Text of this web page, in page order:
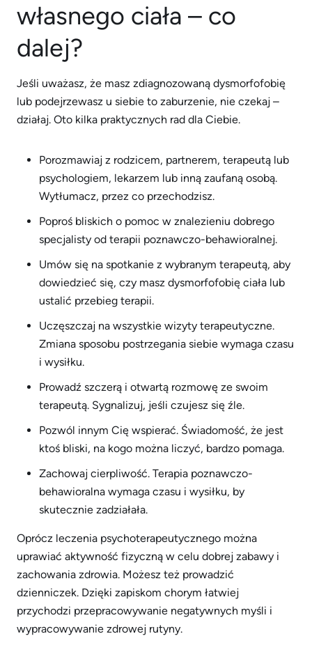
własnego ciała – co
dalej?
Jeśli uważasz, że masz zdiagnozowaną dysmorfofobię
lub podejrzewasz u siebie to zaburzenie, nie czekaj –
działaj. Oto kilka praktycznych rad dla Ciebie.
Porozmawiaj z rodzicem, partnerem, terapeutą lub
psychologiem, lekarzem lub inną zaufaną osobą.
Wytłumacz, przez co przechodzisz.
Poproś bliskich o pomoc w znalezieniu dobrego
specjalisty od terapii poznawczo-behawioralnej.
Umów się na spotkanie z wybranym terapeutą, aby
dowiedzieć się, czy masz dysmorfofobię ciała lub
ustalić przebieg terapii.
Uczęszczaj na wszystkie wizyty terapeutyczne.
Zmiana sposobu postrzegania siebie wymaga czasu
i wysiłku.
Prowadź szczerą i otwartą rozmowę ze swoim
terapeutą. Sygnalizuj, jeśli czujesz się źle.
Pozwól innym Cię wspierać. Świadomość, że jest
ktoś bliski, na kogo można liczyć, bardzo pomaga.
Zachowaj cierpliwość. Terapia poznawczo-
behawioralna wymaga czasu i wysiłku, by
skutecznie zadziałała.
Oprócz leczenia psychoterapeutycznego można
uprawiać aktywność fizyczną w celu dobrej zabawy i
zachowania zdrowia. Możesz też prowadzić
dzienniczek. Dzięki zapiskom chorym łatwiej
przychodzi przepracowywanie negatywnych myśli i
wypracowywanie zdrowej rutyny.